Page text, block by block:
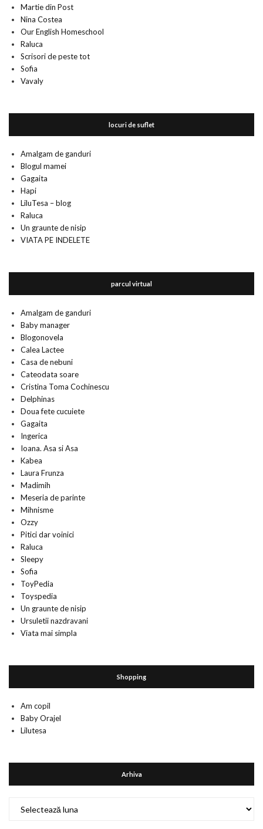
Martie din Post
Nina Costea
Our English Homeschool
Raluca
Scrisori de peste tot
Sofia
Vavaly
locuri de suflet
Amalgam de ganduri
Blogul mamei
Gagaita
Hapi
LiluTesa – blog
Raluca
Un graunte de nisip
VIATA PE INDELETE
parcul virtual
Amalgam de ganduri
Baby manager
Blogonovela
Calea Lactee
Casa de nebuni
Cateodata soare
Cristina Toma Cochinescu
Delphinas
Doua fete cucuiete
Gagaita
Ingerica
Ioana. Asa si Asa
Kabea
Laura Frunza
Madimih
Meseria de parinte
Mihnisme
Ozzy
Pitici dar voinici
Raluca
Sleepy
Sofia
ToyPedia
Toyspedia
Un graunte de nisip
Ursuletii nazdravani
Viata mai simpla
Shopping
Am copil
Baby Orajel
Lilutesa
Arhiva